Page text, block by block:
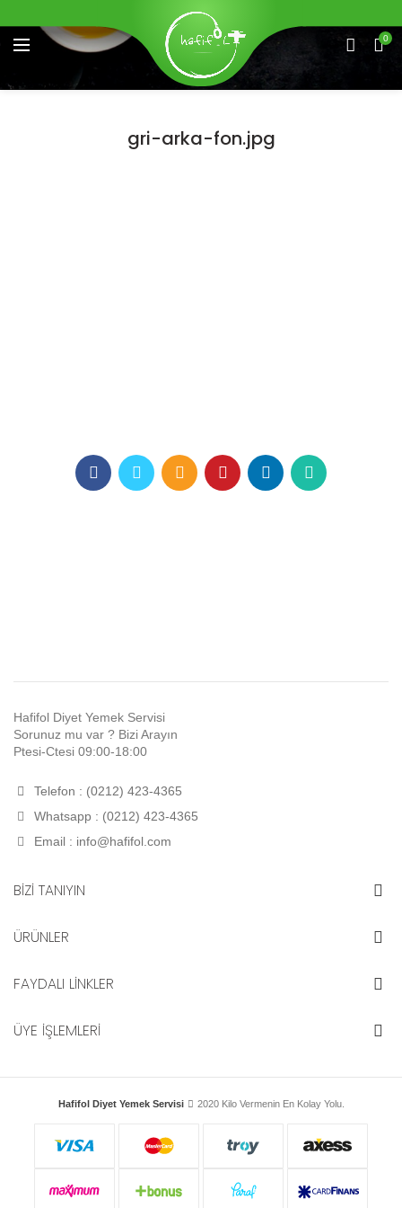
0
gri-arka-fon.jpg
Hafifol Diyet Yemek Servisi
Sorunuz mu var ? Bizi Arayın
Ptesi-Ctesi 09:00-18:00
Telefon : (0212) 423-4365
Whatsapp : (0212) 423-4365
Email : info@hafifol.com
BİZİ TANIYIN
ÜRÜNLER
FAYDALI LİNKLER
ÜYE İŞLEMLERİ
Hafifol Diyet Yemek Servisi 2020 Kilo Vermenin En Kolay Yolu.